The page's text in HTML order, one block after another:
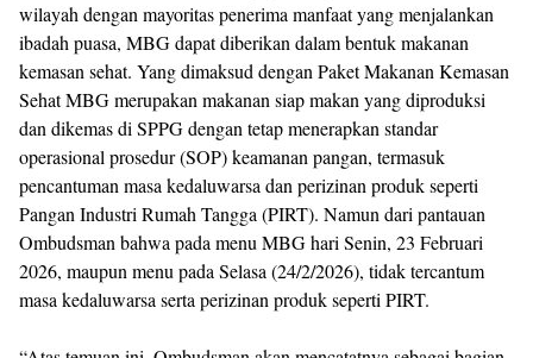
wilayah dengan mayoritas penerima manfaat yang menjalankan
ibadah puasa, MBG dapat diberikan dalam bentuk makanan
kemasan sehat. Yang dimaksud dengan Paket Makanan Kemasan
Sehat MBG merupakan makanan siap makan yang diproduksi
dan dikemas di SPPG dengan tetap menerapkan standar
operasional prosedur (SOP) keamanan pangan, termasuk
pencantuman masa kedaluwarsa dan perizinan produk seperti
Pangan Industri Rumah Tangga (PIRT). Namun dari pantauan
Ombudsman bahwa pada menu MBG hari Senin, 23 Februari
2026, maupun menu pada Selasa (24/2/2026), tidak tercantum
masa kedaluwarsa serta perizinan produk seperti PIRT.